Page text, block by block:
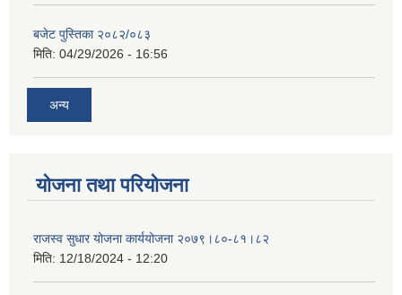
बजेट पुस्तिका २०८२/०८३
मिति: 04/29/2026 - 16:56
अन्य
योजना तथा परियोजना
राजस्व सुधार योजना कार्ययोजना २०७९।८०-८१।८२
मिति: 12/18/2024 - 12:20